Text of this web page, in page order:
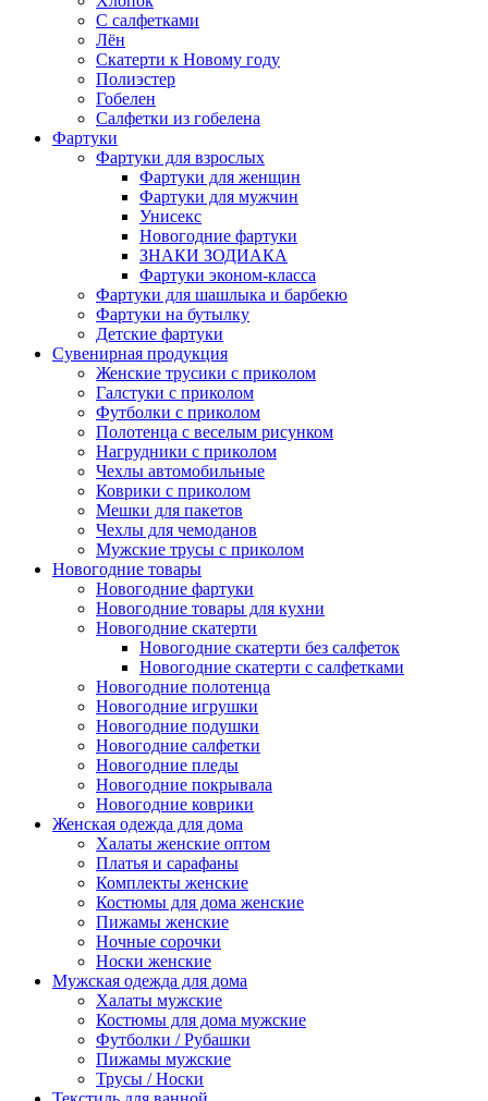
С салфетками
Лён
Скатерти к Новому году
Полиэстер
Гобелен
Салфетки из гобелена
Фартуки
Фартуки для взрослых
Фартуки для женщин
Фартуки для мужчин
Унисекс
Новогодние фартуки
ЗНАКИ ЗОДИАКА
Фартуки эконом-класса
Фартуки для шашлыка и барбекю
Фартуки на бутылку
Детские фартуки
Сувенирная продукция
Женские трусики с приколом
Галстуки с приколом
Футболки с приколом
Полотенца с веселым рисунком
Нагрудники с приколом
Чехлы автомобильные
Коврики с приколом
Мешки для пакетов
Чехлы для чемоданов
Мужские трусы с приколом
Новогодние товары
Новогодние фартуки
Новогодние товары для кухни
Новогодние скатерти
Новогодние скатерти без салфеток
Новогодние скатерти с салфетками
Новогодние полотенца
Новогодние игрушки
Новогодние подушки
Новогодние салфетки
Новогодние пледы
Новогодние покрывала
Новогодние коврики
Женская одежда для дома
Халаты женские оптом
Платья и сарафаны
Комплекты женские
Костюмы для дома женские
Пижамы женские
Ночные сорочки
Носки женские
Мужская одежда для дома
Халаты мужские
Костюмы для дома мужские
Футболки / Рубашки
Пижамы мужские
Трусы / Носки